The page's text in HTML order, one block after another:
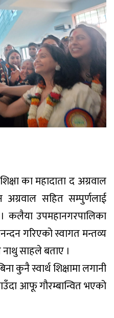
का महादाता द अग्रवाल
सहित सम्पुर्णलाई
कलैया उपमहानगरपालिका
गरिएको स्वागत मन्तव्य
साहले बताए ।
कुनै स्वार्थ शिक्षामा लगानी
आफू गौरम्बान्वित भएको